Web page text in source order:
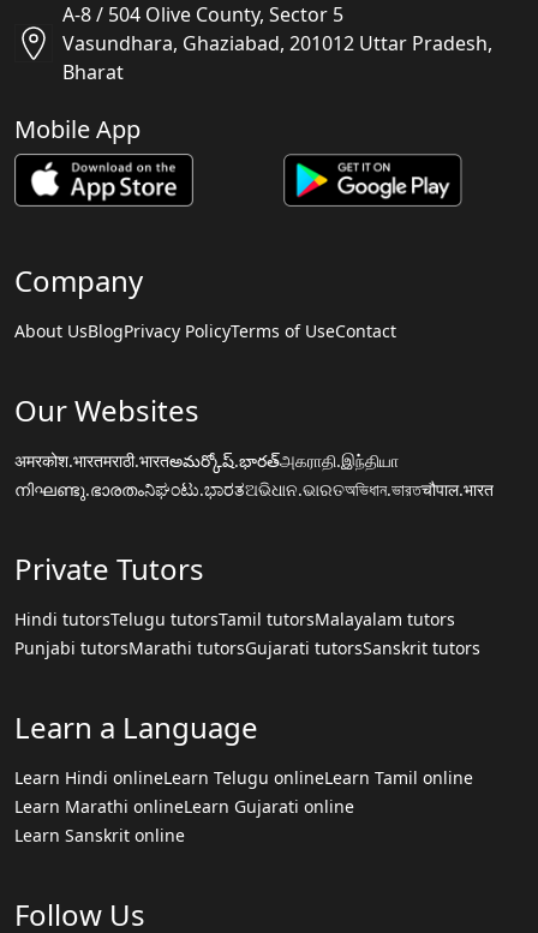
A-8 / 504 Olive County, Sector 5
Vasundhara, Ghaziabad, 201012 Uttar Pradesh,
Bharat
Mobile App
Company
About UsBlogPrivacy PolicyTerms of UseContact
Our Websites
अमरकोश.भारतमराठी.भारतఅమర్కోష్.భారత్அகராதி.இந்தியா
നിഘണ്ടു.ഭാരതംನಿಘಂಟು.ಭಾರತଅଭିଧାନ.ଭାରତঅভিধান.ভারতचौपाल.भारत
Private Tutors
Hindi tutorsTelugu tutorsTamil tutorsMalayalam tutors
Punjabi tutorsMarathi tutorsGujarati tutorsSanskrit tutors
Learn a Language
Learn Hindi onlineLearn Telugu onlineLearn Tamil online
Learn Marathi onlineLearn Gujarati online
Learn Sanskrit online
Follow Us